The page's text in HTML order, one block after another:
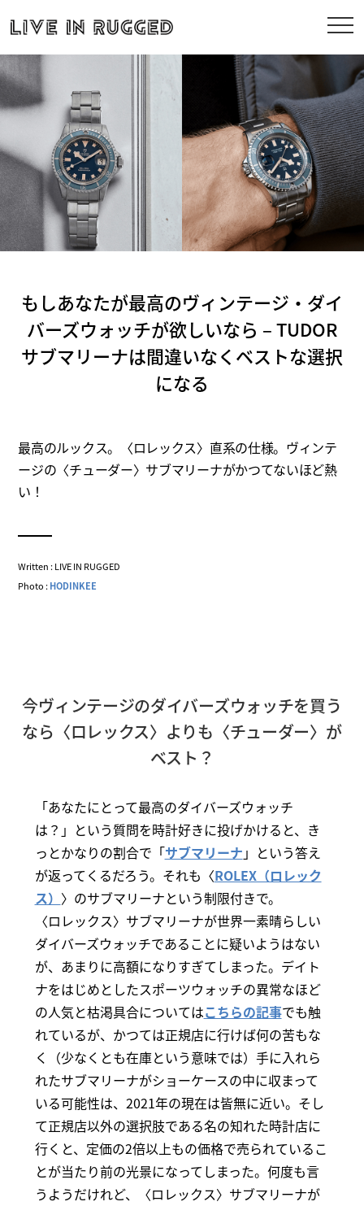
もしあなたが最高のヴィンテージ・ダイ
バーズウォッチが欲しいなら – TUDOR
サブマリーナは間違いなくベストな選択
になる
最高のルックス。〈ロレックス〉直系の仕様。ヴィンテ
ージの〈チューダー〉サブマリーナがかつてないほど熱
い！
Written : LIVE IN RUGGED
Photo :HODINKEE
今ヴィンテージのダイバーズウォッチを買う
なら〈ロレックス〉よりも〈チューダー〉が
ベスト？
「あなたにとって最高のダイバーズウォッチ
は？」という質問を時計好きに投げかけると、き
っとかなりの割合で「サブマリーナ 」という答え
が返ってくるだろう。それも〈ROLEX（ロレック
ス） 〉のサブマリーナという制限付きで。
〈ロレックス〉サブマリーナが世界一素晴らしい
ダイバーズウォッチであることに疑いようはない
が、あまりに高額になりすぎてしまった。デイト
ナをはじめとしたスポーツウォッチの異常なほど
の人気と枯渇具合についてはこちらの記事でも触
れているが、かつては正規店に行けば何の苦もな
く（少なくとも在庫という意味では）手に入れら
れたサブマリーナがショーケースの中に収まって
いる可能性は、2021年の現在は皆無に近い。そし
て正規店以外の選択肢である名の知れた時計店に
行くと、定価の2倍以上もの価格で売られているこ
とが当たり前の光景になってしまった。何度も言
うようだけれど、〈ロレックス〉サブマリーナが